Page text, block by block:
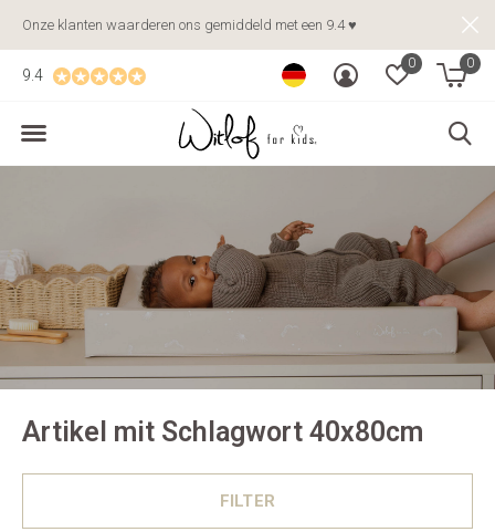
0 0
9.4
Onze klanten waarderen ons gemiddeld met een 9.4 ♥
Artikel mit Schlagwort 40x80cm
FILTER